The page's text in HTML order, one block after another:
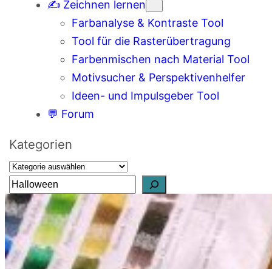
✍️ Zeichnen lernen
Farbanalyse & Kontraste Tool
Tool für die Rasterübertragung
Farbenmischen nach Material Tool
Motivsucher & Perspektivenhelfer
Ideen- und Impulsgeber Tool
💬 Forum
Kategorien
S
u
c
h
e